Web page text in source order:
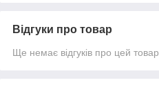
Відгуки про товар
Ще немає відгуків про цей товар